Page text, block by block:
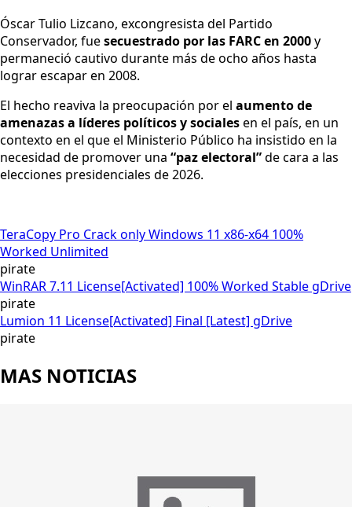
Óscar Tulio Lizcano, excongresista del Partido
Conservador, fuesecuestrado por las FARC en 2000y
permaneció cautivo durante más de ocho años hasta
lograr escapar en 2008.
El hecho reaviva la preocupación por el aumento de
amenazas a líderes políticos y socialesen el país, en un
contexto en el que el Ministerio Público ha insistido en la
necesidad de promover una “paz electoral”de cara a las
elecciones presidenciales de 2026.
TeraCopy Pro Crack only Windows 11 x86-x64 100%
Worked Unlimited
pirate
WinRAR 7.11 License[Activated] 100% Worked Stable gDrive
pirate
Lumion 11 License[Activated] Final [Latest] gDrive
pirate
MAS NOTICIAS